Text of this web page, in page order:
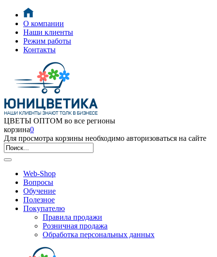
О компании
Наши клиенты
Режим работы
Контакты
ЦВЕТЫ ОПТОМ во все регионы
корзина0
Для просмотра корзины необходимо авторизоваться на сайте
Web-Shop
Вопросы
Обучение
Полезное
Покупателю
Правила продажи
Розничная продажа
Обработка персональных данных